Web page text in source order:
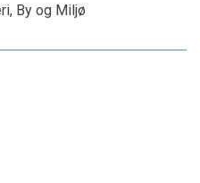
By og Miljø